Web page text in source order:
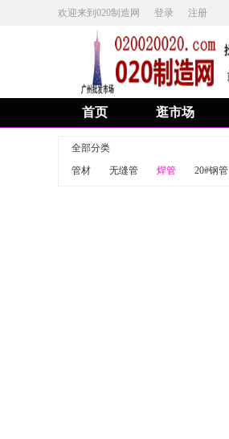
欢迎来到020制造网 登录 注册
首页 逛市场
全部分类
管材
无缝管 焊管 20#钢管